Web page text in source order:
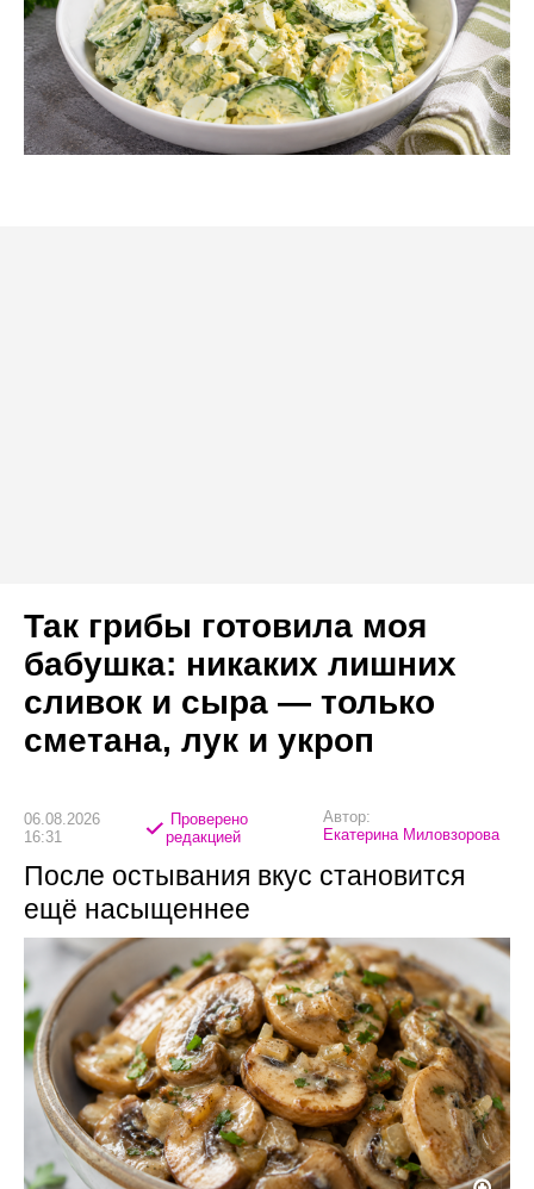
Так грибы готовила моя
бабушка: никаких лишних
сливок и сыра — только
сметана, лук и укроп
06.08.2026
16:31
Проверено
редакцией
Автор:
Екатерина Миловзорова
После остывания вкус становится
ещё насыщеннее